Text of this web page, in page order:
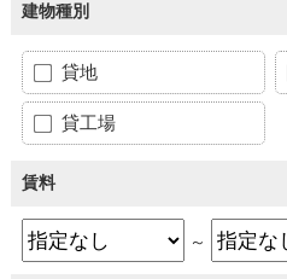
建物種別
貸地
貸工場
賃料
～